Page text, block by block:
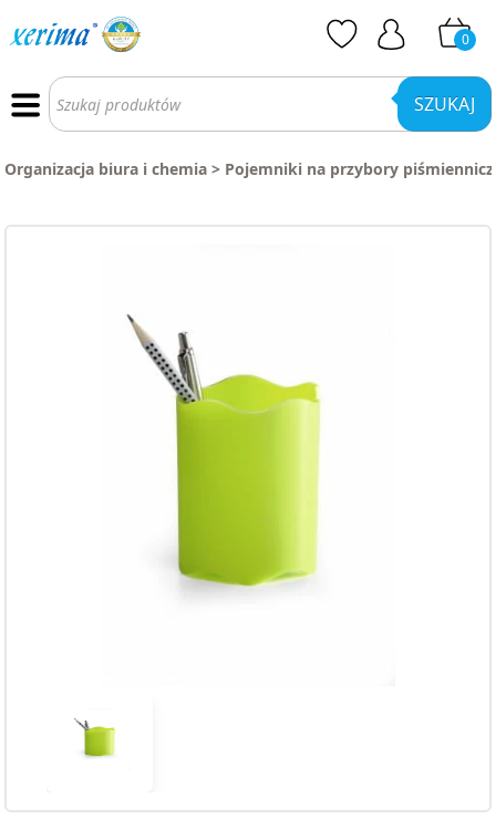
0
Wyszukiwarka
produktów SZUKAJ
Organizacja biura i chemia > Pojemniki na przybory